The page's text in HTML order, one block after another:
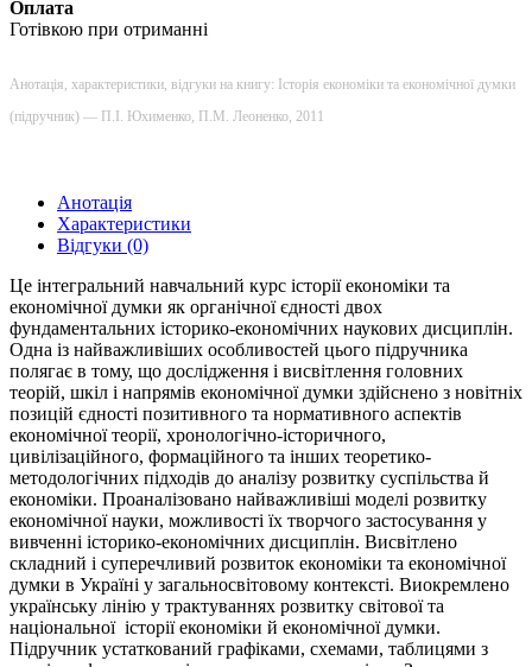
Оплата
Готівкою при отриманні
Анотація, характеристики, відгуки на книгу: Історія економіки та економічної думки
(підручник) — П.І. Юхименко, П.М. Леоненко, 2011
Анотація
Характеристики
Відгуки (0)
Це інтегральний навчальний курс історії економіки та
економічної думки як органічної єдності двох
фундаментальних історико-економічних наукових дисциплін.
Одна із найважливіших особливостей цього підручника
полягає в тому, що дослідження і висвітлення головних
теорій, шкіл і напрямів економічної думки здійснено з новітніх
позицій єдності позитивного та нормативного аспектів
економічної теорії, хронологічно-історичного,
цивілізаційного, формаційного та інших теоретико-
методологічних підходів до аналізу розвитку суспільства й
економіки. Проаналізовано найважливіші моделі розвитку
економічної науки, можливості їх творчого застосування у
вивченні історико-економічних дисциплін. Висвітлено
складний і суперечливий розвиток економіки та економічної
думки в Україні у загальносвітовому контексті. Виокремлено
українську лінію у трактуваннях роз­витку світової та
національної історії економіки й економічної думки.
Підручник устаткований графіками, схемами, таблицями з